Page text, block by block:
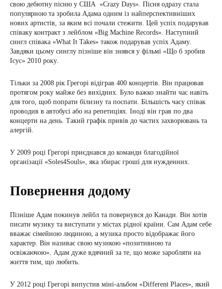
свою дебютну пісню у США «Crazy Days». Пісня одразу стала
популярною та зробила Адама одним із найперспективніших
нових артистів, за яким всі почали стежити. Цей успіх подарував
співаку контракт з лейблом «Big Machine Records». Наступний
сингл співака «What It Takes» також подарував успіх Адаму.
Завдяки цьому синглу пізніше він знявся у фільмі «Що б зробив
Ісус» 2010 року.
Тільки за 2008 рік Грегорі відіграв 400 концертів. Він працював
протягом року майже без вихідних. Було важко знайти час навіть
для того, щоб попрати білизну та поспати. Більшість часу співак
проводив в автобусі або на репетиціях. Іноді він грав по два
концерти на день. Такий графік привів до частих захворювань та
алергій.
У 2009 році Грегорі приєднався до команди благодійної
організації «Soles4Souls», яка збирає гроші для нужденних.
Повернення додому
Пізніше Адам покинув лейбл та повернувся до Канади. Він хотів
писати музику та виступати у містах рідної країни. Сам Адам себе
вважає сімейною людиною, а музика просто відображає його
характер. Він називає свою музикою «позитивною та
освіжаючою». Адам дуже вдячний за те, що може заробляти на
життя тим, що любить.
У 2012 році Грегорі випустив міні-альбом «Different Places», який